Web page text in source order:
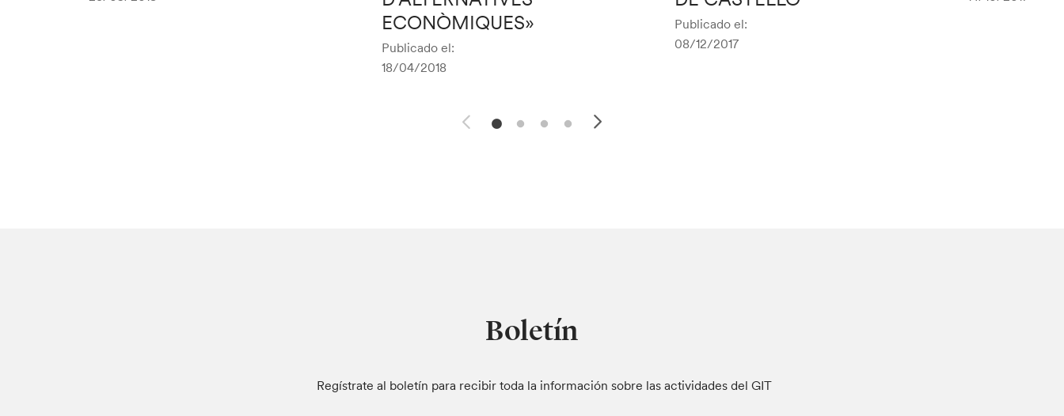
ECONÒMIQUES»
Publicado el:
18/04/2018
Publicado el:
08/12/2017
Boletín
Regístrate al boletín para recibir toda la información sobre las actividades del GIT